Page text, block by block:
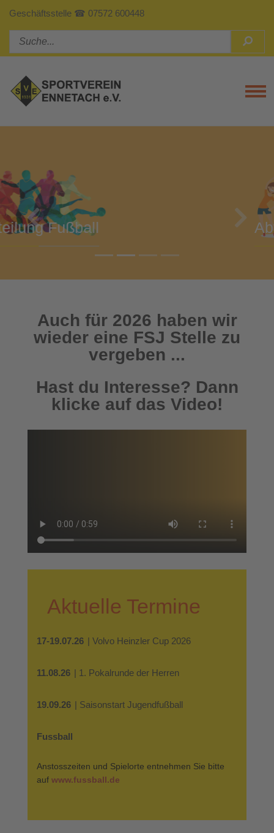
Geschäftsstelle ☎ 07572 600448
Abteilung Turnen
Previous Next
Auch für 2026 haben wir
wieder eine FSJ Stelle zu
vergeben ...
Hast du Interesse? Dann
klicke auf das Video!
Aktuelle Termine
17-19.07.26 | Volvo Heinzler Cup 2026
11.08.26 | 1. Pokalrunde der Herren
19.09.26 | Saisonstart Jugendfußball
Fussball
Anstosszeiten und Spielorte entnehmen Sie bitte
auf www.fussball.de